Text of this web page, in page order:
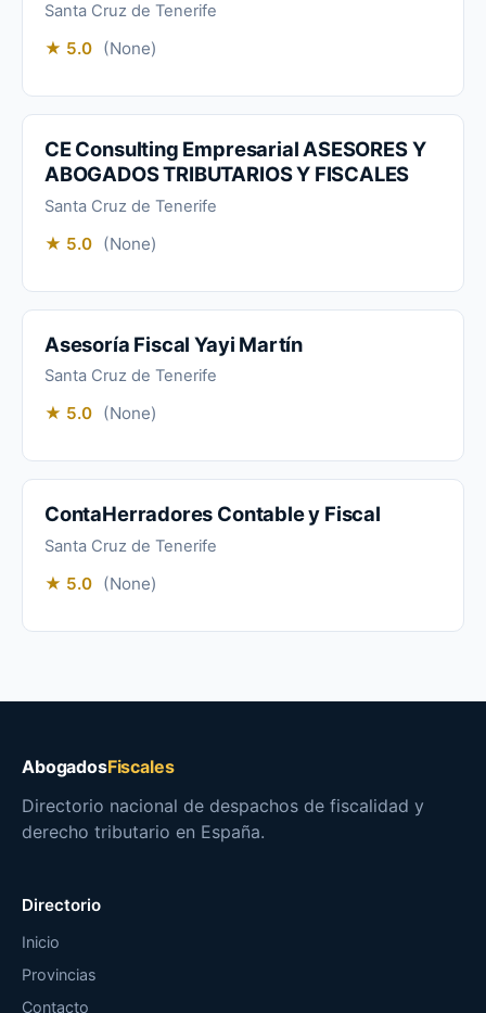
Santa Cruz de Tenerife
★ 5.0 (None)
CE Consulting Empresarial ASESORES Y
ABOGADOS TRIBUTARIOS Y FISCALES
Santa Cruz de Tenerife
★ 5.0 (None)
Asesoría Fiscal Yayi Martín
Santa Cruz de Tenerife
★ 5.0 (None)
ContaHerradores Contable y Fiscal
Santa Cruz de Tenerife
★ 5.0 (None)
AbogadosFiscales
Directorio nacional de despachos de fiscalidad y
derecho tributario en España.
Directorio
Inicio
Provincias
Contacto